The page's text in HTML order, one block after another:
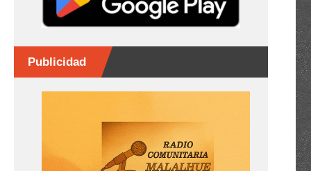
Publicidad